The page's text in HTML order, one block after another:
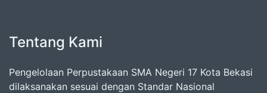
Tentang Kami
Pengelolaan Perpustakaan SMA Negeri 17 Kota Bekasi
dilaksanakan sesuai dengan Standar Nasional